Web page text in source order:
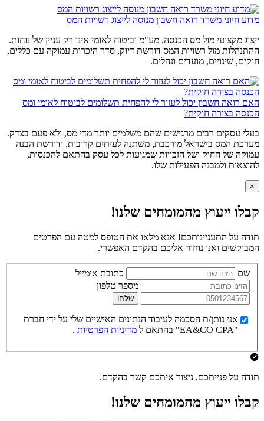
מדוע חיוני משרד רואה חשבון מנוסה לייצוג רשויות המס
ייצוג מקצועי מול מס הכנסה, מע"מ וביטוח לאומי אינו רק עניין של נוחות.
ההתנהלות מול רשויות המס דורשת דיוק, סדר היכרות עמוקה עם כללים,
חוקים, שינויים, מועדים ונהלים.
האם רואה חשבון יכול לעזור לי להפחית תשלומים לביטוח לאומי ומס
הכנסה בצורה חוקית?
בעלי עסקים רבים מרגישים שהם משלמים יותר מדי מס, ולא פעם בצדק.
מערכת המס בישראל מורכבת, משתנה לעיתים קרובות, ודורשת הבנה
עמוקה של החוק ושל הזכויות שמגיעות לכל עסק בהתאם להכנסות,
להוצאות ולמבנה הפעילות שלו.
×
קבלו ייעוץ מהמומחים שלנו!
תודה על התעניינותכם! אנא מלאו את הטופס למטה עם הפרטים
המבוקשים ואנו נחזור אליכם בהקדם האפשרי.
שם
כתובת אימייל
מספר טלפון
שלחו
אני נותן/ת הסכמה לעיבוד הנתונים האישיים שלי על ידי חברת
"EA&CO CPA" בהתאם ל
מדיניות הפרטיות .
תודה על פנייתכם, ניצור איתכם קשר בהקדם.
קבלו ייעוץ מהמומחים שלנו!